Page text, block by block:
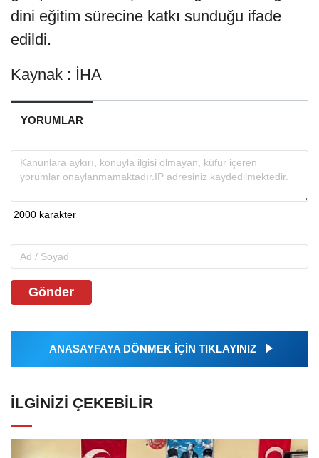
dini eğitim sürecine katkı sunduğu ifade
edildi.
Kaynak : İHA
YORUMLAR
Gönder
ANASAYFAYA DÖNMEK İÇİN TIKLAYINIZ
İLGINIZI ÇEKEBILIR